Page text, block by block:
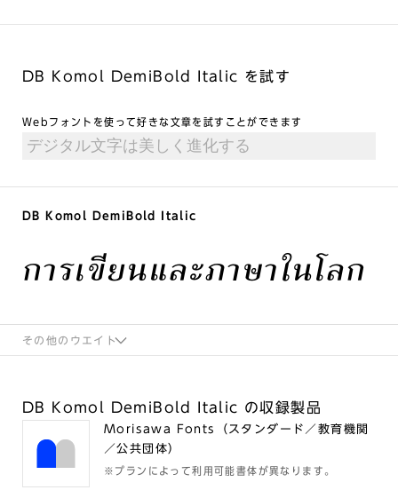
DB Komol DemiBold Italic を試す
Webフォントを使って好きな文章を試すことができます
DB Komol DemiBold Italic
การเขียนและภาษาในโลก
その他のウエイト
DB Komol DemiBold Italic の収録製品
Morisawa Fonts（スタンダード／教育機関
／公共団体）
※プランによって利用可能書体が異なります。